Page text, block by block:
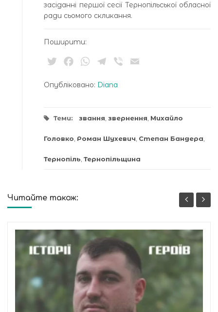
засіданні першої сесії Тернопільської обласної
ради сьомого скликання.
Поширити:
TwitterFacebookWhatsApp
Telegram
Viber
Опубліковано: Diana
Теми: звання звернення Михайло
Головко Роман Шухевич Степан Бандера
Тернопіль Тернопільщина
Читайте також: